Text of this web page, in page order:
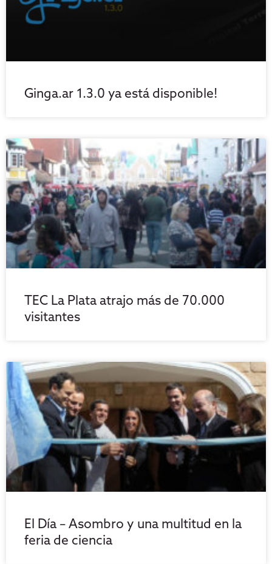
Ginga.ar 1.3.0 ya está disponible!
TEC La Plata atrajo más de 70.000
visitantes
El Día – Asombro y una multitud en la
feria de ciencia